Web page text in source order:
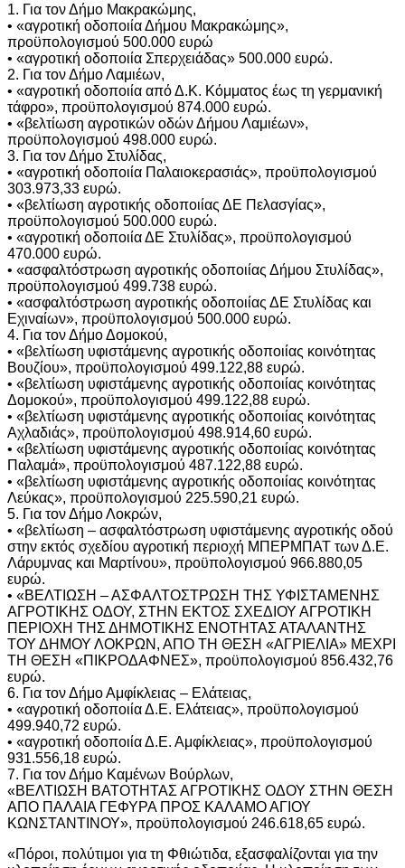
1. Για τον Δήμο Μακρακώμης,
• «αγροτική οδοποιία Δήμου Μακρακώμης»,
προϋπολογισμού 500.000 ευρώ
• «αγροτική οδοποιία Σπερχειάδας» 500.000 ευρώ.
2. Για τον Δήμο Λαμιέων,
• «αγροτική οδοποιία από Δ.Κ. Κόμματος έως τη γερμανική
τάφρο», προϋπολογισμού 874.000 ευρώ.
• «βελτίωση αγροτικών οδών Δήμου Λαμιέων»,
προϋπολογισμού 498.000 ευρώ.
3. Για τον Δήμο Στυλίδας,
• «αγροτική οδοποιία Παλαιοκερασιάς», προϋπολογισμού
303.973,33 ευρώ.
• «βελτίωση αγροτικής οδοποιίας ΔΕ Πελασγίας»,
προϋπολογισμού 500.000 ευρώ.
• «αγροτική οδοποιία ΔΕ Στυλίδας», προϋπολογισμού
470.000 ευρώ.
• «ασφαλτόστρωση αγροτικής οδοποιίας Δήμου Στυλίδας»,
προϋπολογισμού 499.738 ευρώ.
• «ασφαλτόστρωση αγροτικής οδοποιίας ΔΕ Στυλίδας και
Εχιναίων», προϋπολογισμού 500.000 ευρώ.
4. Για τον Δήμο Δομοκού,
• «βελτίωση υφιστάμενης αγροτικής οδοποιίας κοινότητας
Βουζίου», προϋπολογισμού 499.122,88 ευρώ.
• «βελτίωση υφιστάμενης αγροτικής οδοποιίας κοινότητας
Δομοκού», προϋπολογισμού 499.122,88 ευρώ.
• «βελτίωση υφιστάμενης αγροτικής οδοποιίας κοινότητας
Αχλαδιάς», προϋπολογισμού 498.914,60 ευρώ.
• «βελτίωση υφιστάμενης αγροτικής οδοποιίας κοινότητας
Παλαμά», προϋπολογισμού 487.122,88 ευρώ.
• «βελτίωση υφιστάμενης αγροτικής οδοποιίας κοινότητας
Λεύκας», προϋπολογισμού 225.590,21 ευρώ.
5. Για τον Δήμο Λοκρών,
• «βελτίωση – ασφαλτόστρωση υφιστάμενης αγροτικής οδού
στην εκτός σχεδίου αγροτική περιοχή ΜΠΕΡΜΠΑΤ των Δ.Ε.
Λάρυμνας και Μαρτίνου», προϋπολογισμού 966.880,05
ευρώ.
• «ΒΕΛΤΙΩΣΗ – ΑΣΦΑΛΤΟΣΤΡΩΣΗ ΤΗΣ ΥΦΙΣΤΑΜΕΝΗΣ
ΑΓΡΟΤΙΚΗΣ ΟΔΟΥ, ΣΤΗΝ ΕΚΤΟΣ ΣΧΕΔΙΟΥ ΑΓΡΟΤΙΚΗ
ΠΕΡΙΟΧΗ ΤΗΣ ΔΗΜΟΤΙΚΗΣ ΕΝΟΤΗΤΑΣ ΑΤΑΛΑΝΤΗΣ
ΤΟΥ ΔΗΜΟΥ ΛΟΚΡΩΝ, ΑΠΟ ΤΗ ΘΕΣΗ «ΑΓΡΙΕΛΙΑ» ΜΕΧΡΙ
ΤΗ ΘΕΣΗ «ΠΙΚΡΟΔΑΦΝΕΣ», προϋπολογισμού 856.432,76
ευρώ.
6. Για τον Δήμο Αμφίκλειας – Ελάτειας,
• «αγροτική οδοποιία Δ.Ε. Ελάτειας», προϋπολογισμού
499.940,72 ευρώ.
• «αγροτική οδοποιία Δ.Ε. Αμφίκλειας», προϋπολογισμού
931.556,18 ευρώ.
7. Για τον Δήμο Καμένων Βούρλων,
«ΒΕΛΤΙΩΣΗ ΒΑΤΟΤΗΤΑΣ ΑΓΡΟΤΙΚΗΣ ΟΔΟΥ ΣΤΗΝ ΘΕΣΗ
ΑΠΟ ΠΑΛΑΙΑ ΓΕΦΥΡΑ ΠΡΟΣ ΚΑΛΑΜΟ ΑΓΙΟΥ
ΚΩΝΣΤΑΝΤΙΝΟΥ», προϋπολογισμού 246.618,65 ευρώ.
«Πόροι, πολύτιμοι για τη Φθιώτιδα, εξασφαλίζονται για την